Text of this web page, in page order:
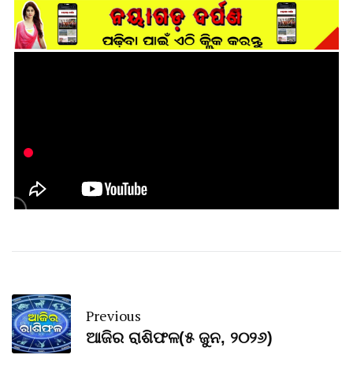
Previous
ଆଜିର ରାଶିଫଳ(୫ ଜୁନ, ୨୦୨୬)